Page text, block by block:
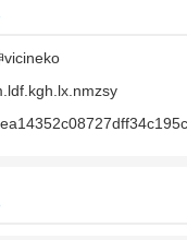
的游戏剧情，发掘更多隐
原创神队，参与更多冒险
清晰的作用，有超多的技
美的
vicineko